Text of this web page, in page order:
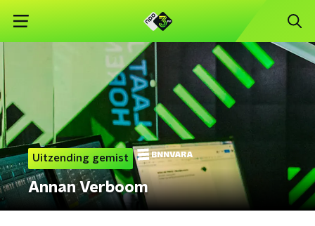
Uitzending gemist
Annan Verboom